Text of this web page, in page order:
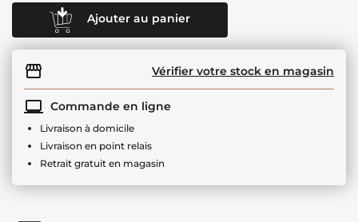
Ajouter au panier
Vérifier votre stock en magasin
Commande en ligne
Livraison à domicile
Livraison en point relais
Retrait gratuit en magasin